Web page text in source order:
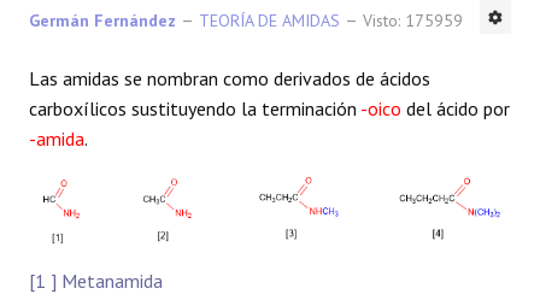
Germán Fernández TEORÍA DE AMIDAS Visto: 175959
Las amidas se nombran como derivados de ácidos
carboxílicos sustituyendo la terminación -oico del ácido por
-amida.
[1 ] Metanamida